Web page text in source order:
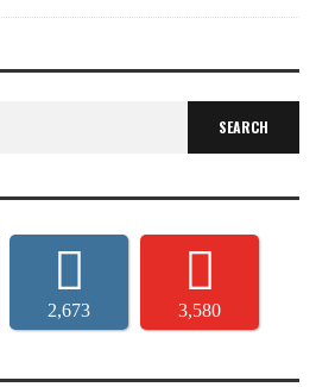
2,673 3,580